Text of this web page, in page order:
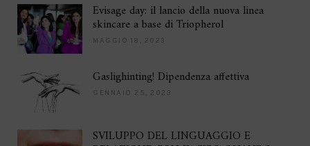
Evisage day: il lancio della nuova linea
skincare a base di Triopherol
MAGGIO 18, 2023
Gaslighinting! Dipendenza affettiva
GENNAIO 25, 2023
SVILUPPO DEL LINGUAGGIO E